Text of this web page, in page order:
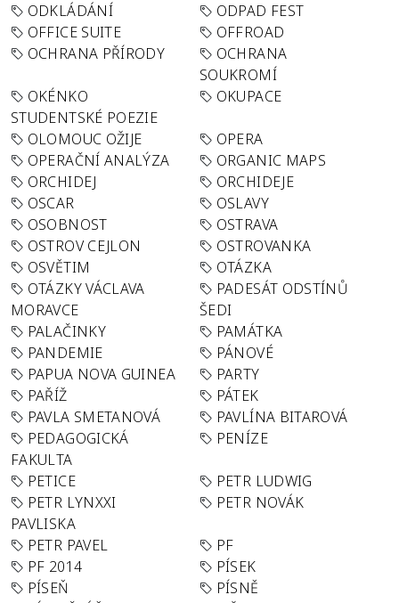
ODKLÁDÁNÍ
ODPAD FEST
OFFICE SUITE
OFFROAD
OCHRANA PŘÍRODY
OCHRANA
SOUKROMÍ
OKÉNKO
STUDENTSKÉ POEZIE
OKUPACE
OLOMOUC OŽIJE
OPERA
OPERAČNÍ ANALÝZA
ORGANIC MAPS
ORCHIDEJ
ORCHIDEJE
OSCAR
OSLAVY
OSOBNOST
OSTRAVA
OSTROV CEJLON
OSTROVANKA
OSVĚTIM
OTÁZKA
OTÁZKY VÁCLAVA
MORAVCE
PADESÁT ODSTÍNŮ
ŠEDI
PALAČINKY
PAMÁTKA
PANDEMIE
PÁNOVÉ
PAPUA NOVA GUINEA
PARTY
PAŘÍŽ
PÁTEK
PAVLA SMETANOVÁ
PAVLÍNA BITAROVÁ
PEDAGOGICKÁ
FAKULTA
PENÍZE
PETICE
PETR LUDWIG
PETR LYNXXI
PAVLISKA
PETR NOVÁK
PETR PAVEL
PF
PF 2014
PÍSEK
PÍSEŇ
PÍSNĚ